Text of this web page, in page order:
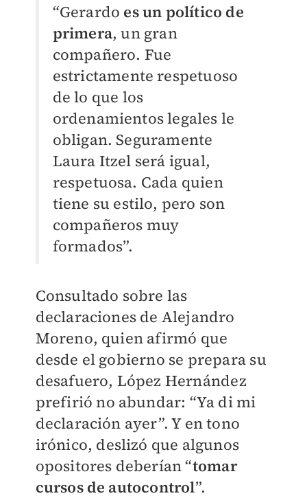
“Gerardo es un político de
primera, un gran
compañero. Fue
estrictamente respetuoso
de lo que los
ordenamientos legales le
obligan. Seguramente
Laura Itzel será igual,
respetuosa. Cada quien
tiene su estilo, pero son
compañeros muy
formados”.
Consultado sobre las
declaraciones de Alejandro
Moreno, quien afirmó que
desde el gobierno se prepara su
desafuero, López Hernández
prefirió no abundar: “Ya di mi
declaración ayer”. Y en tono
irónico, deslizó que algunos
opositores deberían “tomar
cursos de autocontrol”.